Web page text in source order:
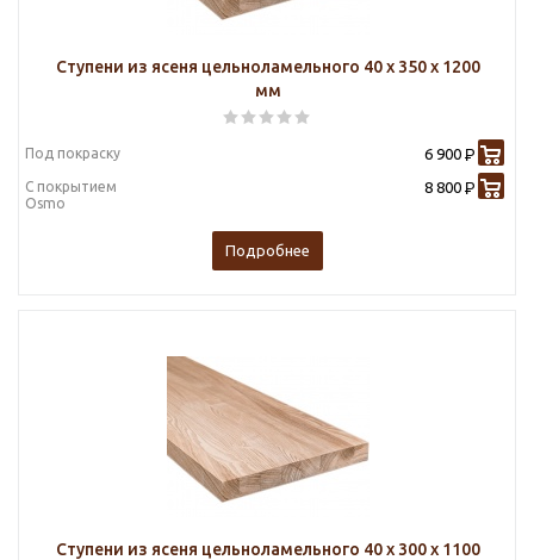
Ступени из ясеня цельноламельного 40 х 350 х 1200
мм
Под покраску 6 900 Р
С покрытием
Osmo
8 800 Р
Подробнее
Ступени из ясеня цельноламельного 40 х 300 х 1100